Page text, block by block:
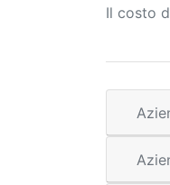
Il costo